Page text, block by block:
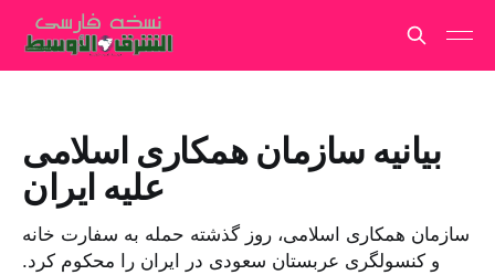
بیانیه سازمان همکاری اسلامی
علیه ایران
سازمان همکاری اسلامی، روز گذشته حمله به سفارت خانه
و کنسولگری عربستان سعودی در ایران را محکوم کرد.